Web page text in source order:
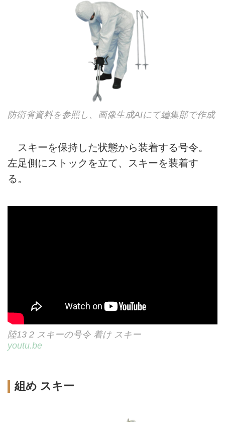
防衛省資料を参照し、画像生成AIにて編集部で作成
スキーを保持した状態から装着する号令。
左足側にストックを立て、スキーを装着す
る。
陸13 2 スキーの号令 着け スキー
youtu.be
組め スキー